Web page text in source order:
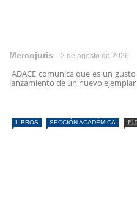
Mercojuris 2 de agosto de 2026
ADACE comunica que es un
lanzamiento de un nuevo ejemplar
LIBROS SECCIÓN ACADÉMICA 🇵🇪